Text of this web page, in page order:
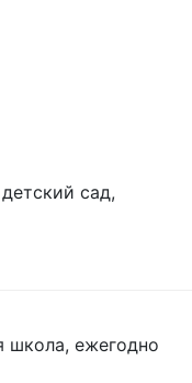
сад,
школа, ежегодно